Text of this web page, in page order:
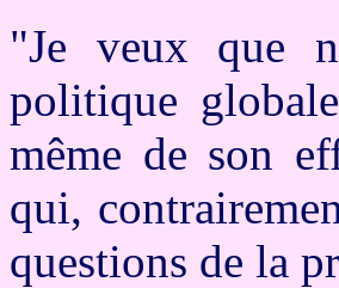
"Je veux que
politique
même de son
qui,
questions de la